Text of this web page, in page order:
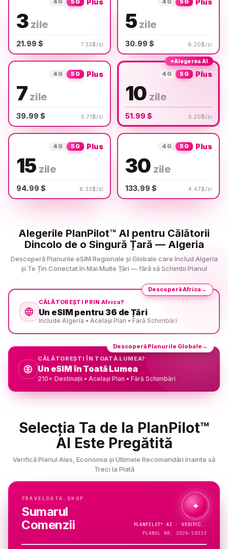
3 zile
21.99 $ 7.33$/zi
5 zile
30.99 $ 6.20$/zi
4G 5G Plus
7 zile
39.99 $ 5.71$/zi
✦Alegerea AI
4G 5G Plus
10 zile
51.99 $ 5.20$/zi
4G 5G Plus
15 zile
94.99 $ 6.33$/zi
4G 5G Plus
30 zile
133.99 $ 4.47$/zi
Alegerile PlanPilot™ AI pentru Călătorii
Dincolo de o Singură Țară — Algeria
Descoperă Planurile eSIM Regionale și Globale care Includ Algeria
și Te Țin Conectat în Mai Multe Țări — fără să Schimbi Planul
CĂLĂTOREȘTI PRIN Africa?
Un eSIM pentru 36 de Țări
Include Algeria • Același Plan • Fără Schimbări
Descoperă Africa →
CĂLĂTOREȘTI ÎN TOATĂ LUMEA?
Un eSIM în Toată Lumea
210+ Destinații • Același Plan • Fără Schimbări
Descoperă Planurile Globale →
Selecția Ta de la PlanPilot™
AI Este Pregătită
Verifică Planul Ales, Economia și Ultimele Recomandări înainte să
Treci la Plată
TRAVELDATA.SHOP
Sumarul
Comenzii
✦
PLANPILOT™ AI ·
PLANUL NR. 2026-58333